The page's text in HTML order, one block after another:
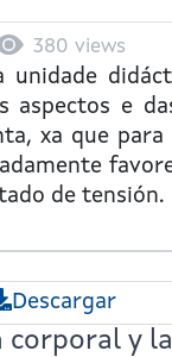
380 views
aspectos e
xa que
de tensión.
Descargar
corporal y